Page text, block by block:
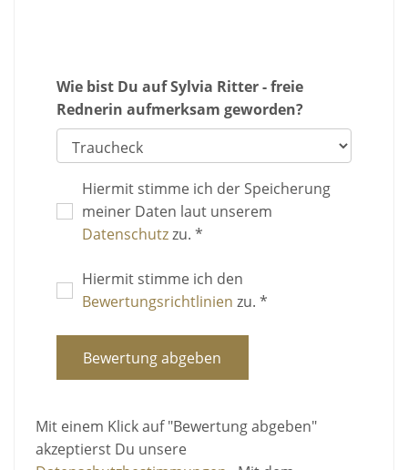
Wie bist Du auf Sylvia Ritter - freie
Rednerin aufmerksam geworden?
Hiermit stimme ich der Speicherung
meiner Daten laut unserem
Datenschutzzu. *
Hiermit stimme ich den
Bewertungsrichtlinien zu. *
Bewertung abgeben
Mit einem Klick auf "Bewertung abgeben"
akzeptierst Du unsere